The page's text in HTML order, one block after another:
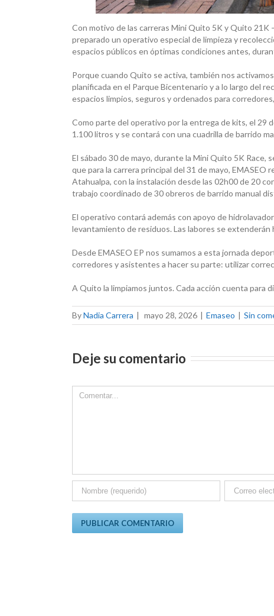
Con motivo de las carreras Mini Quito 5K y Quito 21K
preparado un operativo especial de limpieza y
espacios públicos en óptimas condiciones antes,
Porque cuando Quito se activa, también nos
planificada en el Parque Bicentenario y a lo largo del
espacios limpios, seguros y ordenados para
Como parte del operativo por la entrega de kits, el 29
1.100 litros y se contará con una cuadrilla de barrido
El sábado 30 de mayo, durante la Mini Quito 5K
que para la carrera principal del 31 de mayo, EMASEO
Atahualpa, con la instalación desde las 02h00 de 20
trabajo coordinado de 30 obreros de barrido manual
El operativo contará además con apoyo de
levantamiento de residuos. Las labores se extenderán
Desde EMASEO EP nos sumamos a esta jornada
corredores y asistentes a hacer su parte: utilizar
A Quito la limpiamos juntos. Cada acción cuenta para
ByNadia Carrera | mayo 28, 2026 | Emaseo | Sin
Deje su comentario
Comment